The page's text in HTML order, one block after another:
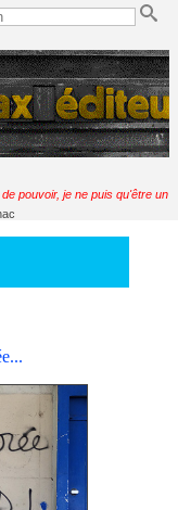
pouvoir, je ne puis qu'être un